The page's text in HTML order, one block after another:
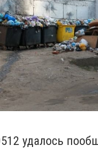
удалось